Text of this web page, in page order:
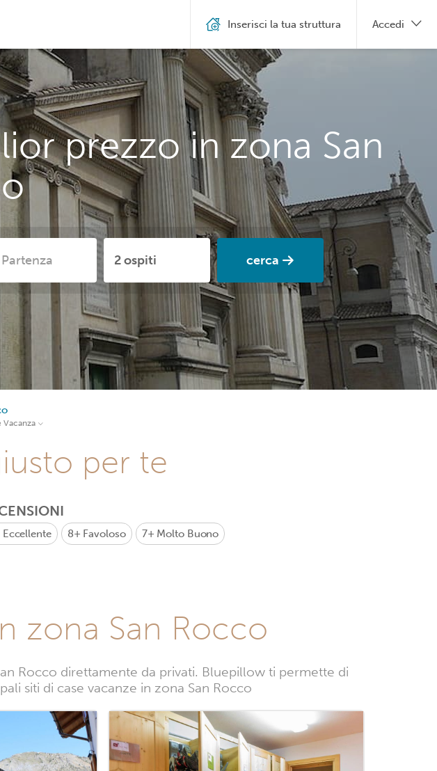
prezzo in zona San
cerca
Inserisci la tua struttura Accedi
Vacanza
per te
Eccellente 8+ Favoloso 7+ Molto Buono
zona San Rocco
Rocco direttamente da privati. Bluepillow ti permette di
siti di case vacanze in zona San Rocco